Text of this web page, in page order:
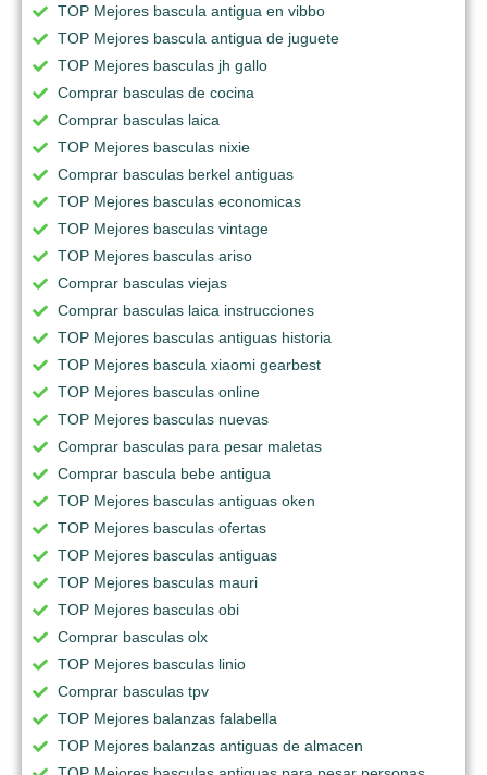
TOP Mejores bascula antigua en vibbo
TOP Mejores bascula antigua de juguete
TOP Mejores basculas jh gallo
Comprar basculas de cocina
Comprar basculas laica
TOP Mejores basculas nixie
Comprar basculas berkel antiguas
TOP Mejores basculas economicas
TOP Mejores basculas vintage
TOP Mejores basculas ariso
Comprar basculas viejas
Comprar basculas laica instrucciones
TOP Mejores basculas antiguas historia
TOP Mejores bascula xiaomi gearbest
TOP Mejores basculas online
TOP Mejores basculas nuevas
Comprar basculas para pesar maletas
Comprar bascula bebe antigua
TOP Mejores basculas antiguas oken
TOP Mejores basculas ofertas
TOP Mejores basculas antiguas
TOP Mejores basculas mauri
TOP Mejores basculas obi
Comprar basculas olx
TOP Mejores basculas linio
Comprar basculas tpv
TOP Mejores balanzas falabella
TOP Mejores balanzas antiguas de almacen